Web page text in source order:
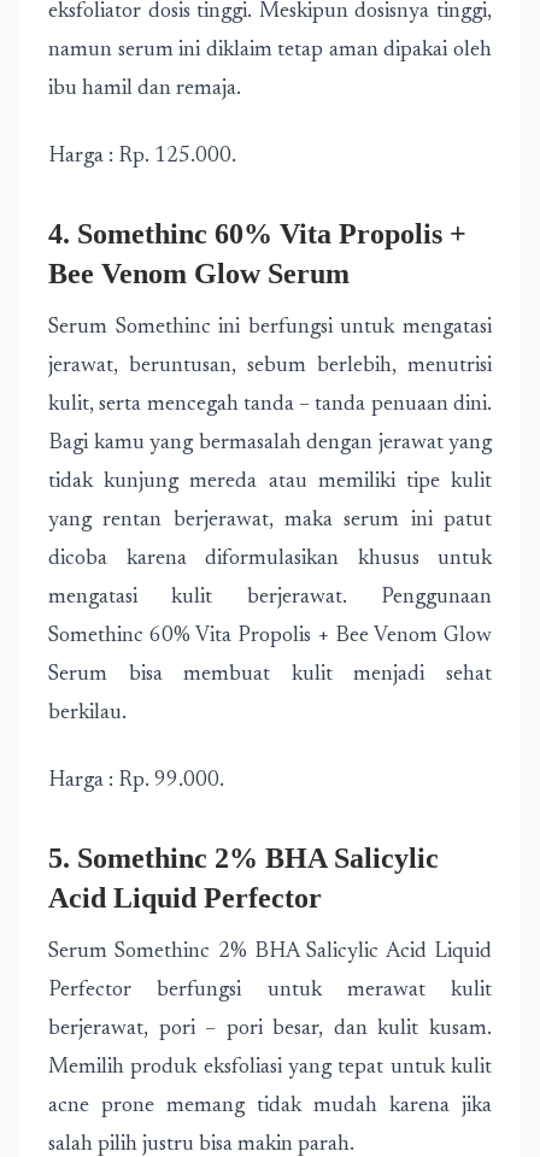
eksfoliator dosis tinggi. Meskipun dosisnya tinggi,
namun serum ini diklaim tetap aman dipakai oleh
ibu hamil dan remaja.
Harga : Rp. 125.000.
4. Somethinc 60% Vita Propolis +
Bee Venom Glow Serum
Serum Somethinc ini berfungsi untuk mengatasi
jerawat, beruntusan, sebum berlebih, menutrisi
kulit, serta mencegah tanda – tanda penuaan dini.
Bagi kamu yang bermasalah dengan jerawat yang
tidak kunjung mereda atau memiliki tipe kulit
yang rentan berjerawat, maka serum ini patut
dicoba karena diformulasikan khusus untuk
mengatasi kulit berjerawat. Penggunaan
Somethinc 60% Vita Propolis + Bee Venom Glow
Serum bisa membuat kulit menjadi sehat
berkilau.
Harga : Rp. 99.000.
5. Somethinc 2% BHA Salicylic
Acid Liquid Perfector
Serum Somethinc 2% BHA Salicylic Acid Liquid
Perfector berfungsi untuk merawat kulit
berjerawat, pori – pori besar, dan kulit kusam.
Memilih produk eksfoliasi yang tepat untuk kulit
acne prone memang tidak mudah karena jika
salah pilih justru bisa makin parah.